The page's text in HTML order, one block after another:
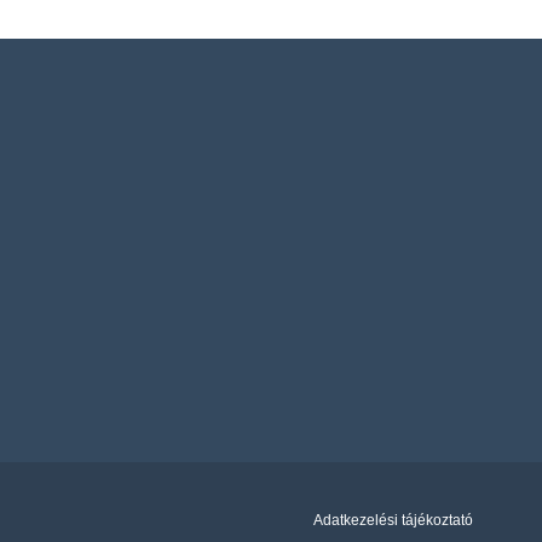
Adatkezelési tájékoztató